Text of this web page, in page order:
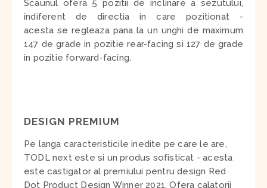
Scaunul ofera 5 pozitii de inclinare a sezutului,
indiferent de directia in care pozitionat -
acesta se regleaza pana la un unghi de maximum
147 de grade in pozitie rear-facing si 127 de grade
in pozitie forward-facing.
DESIGN PREMIUM
Pe langa caracteristicile inedite pe care le are,
TODL next este si un produs sofisticat - acesta
este castigator al premiului pentru design Red
Dot Product Design Winner 2021. Ofera calatorii